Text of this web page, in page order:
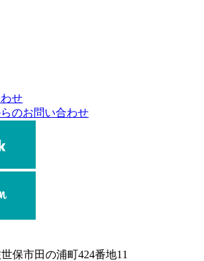
保市田の浦町424番地11